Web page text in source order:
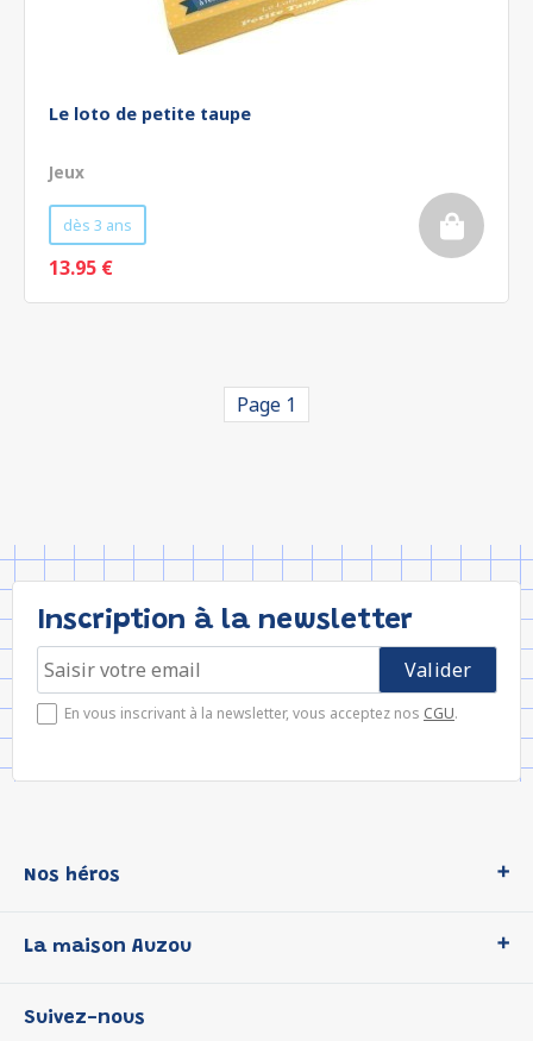
Le loto de petite taupe
Jeux
dès 3 ans
13.95 €
Page 1
Inscription à la newsletter
En vous inscrivant à la newsletter, vous acceptez nos CGU.
Nos héros
P'tit Loup
Les Influenceuses
La maison Auzou
Notre histoire
Suivez-nous